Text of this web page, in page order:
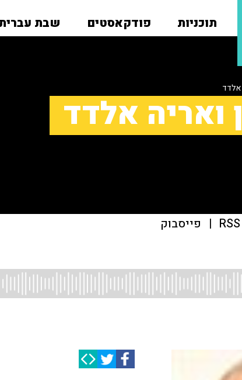
תוכניות פודקאסטים שבת
אלדד
ואריה אלדד
RSS
| פייסבוק